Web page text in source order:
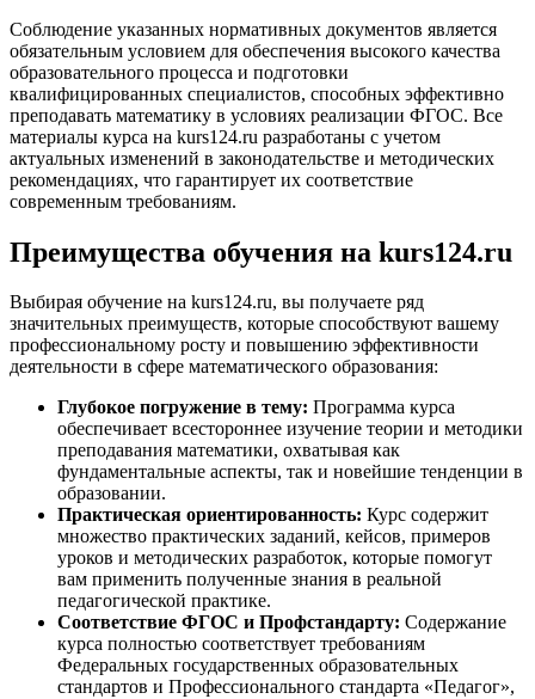
Соблюдение указанных нормативных документов является
обязательным условием для обеспечения высокого качества
образовательного процесса и подготовки
квалифицированных специалистов, способных эффективно
преподавать математику в условиях реализации ФГОС. Все
материалы курса на kurs124.ru разработаны с учетом
актуальных изменений в законодательстве и методических
рекомендациях, что гарантирует их соответствие
современным требованиям.
Преимущества обучения на kurs124.ru
Выбирая обучение на kurs124.ru, вы получаете ряд
значительных преимуществ, которые способствуют вашему
профессиональному росту и повышению эффективности
деятельности в сфере математического образования:
Глубокое погружение в тему: Программа курса
обеспечивает всестороннее изучение теории и методики
преподавания математики, охватывая как
фундаментальные аспекты, так и новейшие тенденции в
образовании.
Практическая ориентированность: Курс содержит
множество практических заданий, кейсов, примеров
уроков и методических разработок, которые помогут
вам применить полученные знания в реальной
педагогической практике.
Соответствие ФГОС и Профстандарту: Содержание
курса полностью соответствует требованиям
Федеральных государственных образовательных
стандартов и Профессионального стандарта «Педагог»,